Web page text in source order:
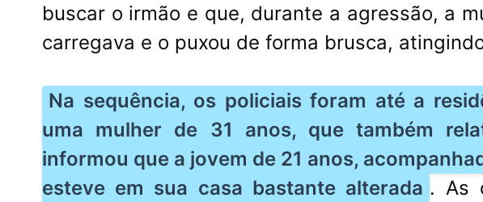
buscar o irmão e que, durante a agressão, a
carregava e o puxou de forma brusca,
Na sequência, os policiais foram até a
uma mulher de 31 anos, que também
informou que a jovem de 21 anos,
esteve em sua casa bastante alterada . As